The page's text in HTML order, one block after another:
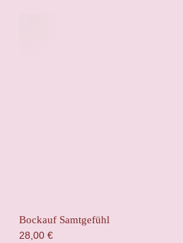
Bockauf Samtgefühl
28,00 €